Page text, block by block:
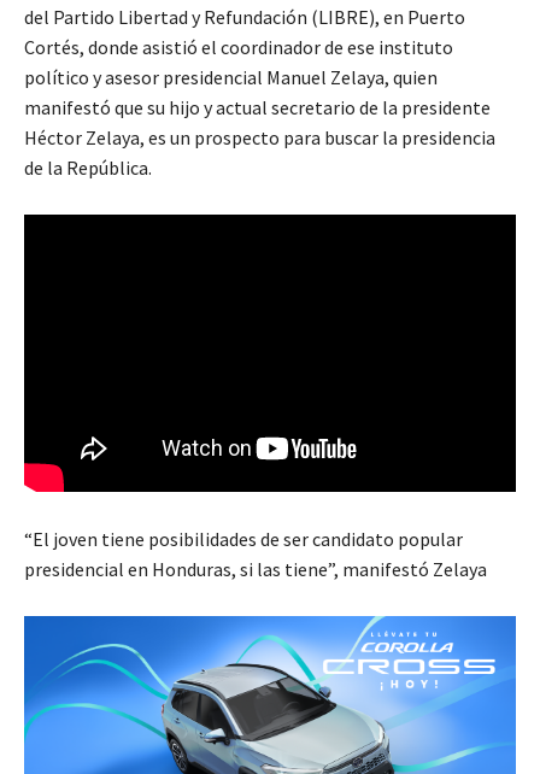
del Partido Libertad y Refundación (LIBRE), en Puerto
Cortés, donde asistió el coordinador de ese instituto
político y asesor presidencial Manuel Zelaya, quien
manifestó que su hijo y actual secretario de la presidente
Héctor Zelaya, es un prospecto para buscar la presidencia
de la República.
“El joven tiene posibilidades de ser candidato popular
presidencial en Honduras, si las tiene”, manifestó Zelaya